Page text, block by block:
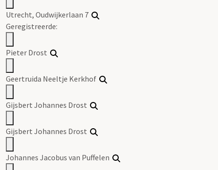
Utrecht, Oudwijkerlaan 7
Geregistreerde:
Pieter Drost
Geertruida Neeltje Kerkhof
Gijsbert Johannes Drost
Gijsbert Johannes Drost
Johannes Jacobus van Puffelen